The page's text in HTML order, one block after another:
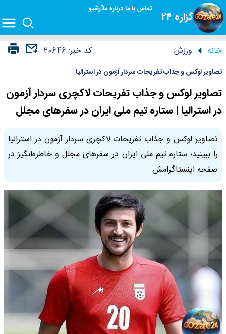
گزاره ۲۴
تماس با مادرباره ماآرشیو
خانه ورزش کد خبر:20646
تصاویر لوکس و جذاب تفریحات سردار آزمون در استرالیا
تصاویر لوکس و جذاب تفریحات لاکچری سردار آزمون
در استرالیا | ستاره تیم ملی ایران در سفرهای مجلل
تصاویر لوکس و جذاب تفریحات لاکچری سردار آزمون در استرالیا
را ببینید؛ ستاره تیم ملی ایران در سفرهای مجلل و خاطره‌انگیز در
صفحه اینستاگرامش.